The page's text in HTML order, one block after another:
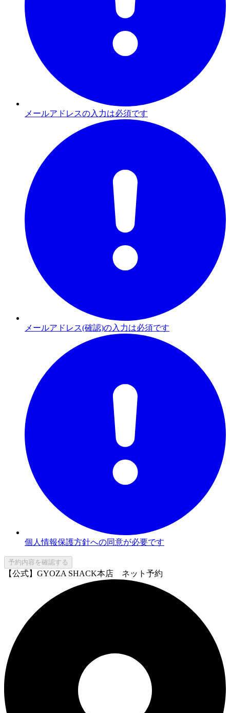
メールアドレスの入力は必須です
メールアドレス(確認)の入力は必須です
個人情報保護方針への同意が必要です
予約内容を確認する
【公式】GYOZA SHACK本店 ネット予約